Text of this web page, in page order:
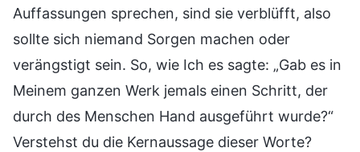
Auffassungen sprechen, sind sie verblüfft, also
sollte sich niemand Sorgen machen oder
verängstigt sein. So, wie Ich es sagte: „Gab es in
Meinem ganzen Werk jemals einen Schritt, der
durch des Menschen Hand ausgeführt wurde?“
Verstehst du die Kernaussage dieser Worte?